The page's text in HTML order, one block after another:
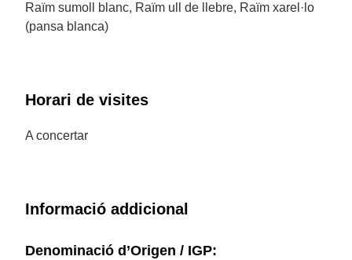
Raïm sumoll blanc, Raïm ull de llebre, Raïm xarel·lo
(pansa blanca)
Horari de visites
A concertar
Informació addicional
Denominació d’Origen / IGP: